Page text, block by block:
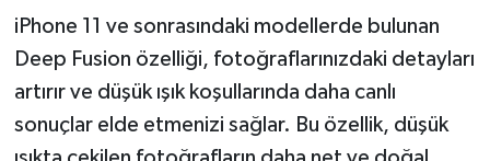
iPhone 11 ve sonrasındaki modellerde bulunan
Deep Fusion özelliği, fotoğraflarınızdaki detayları
artırır ve düşük ışık koşullarında daha canlı
sonuçlar elde etmenizi sağlar. Bu özellik, düşük